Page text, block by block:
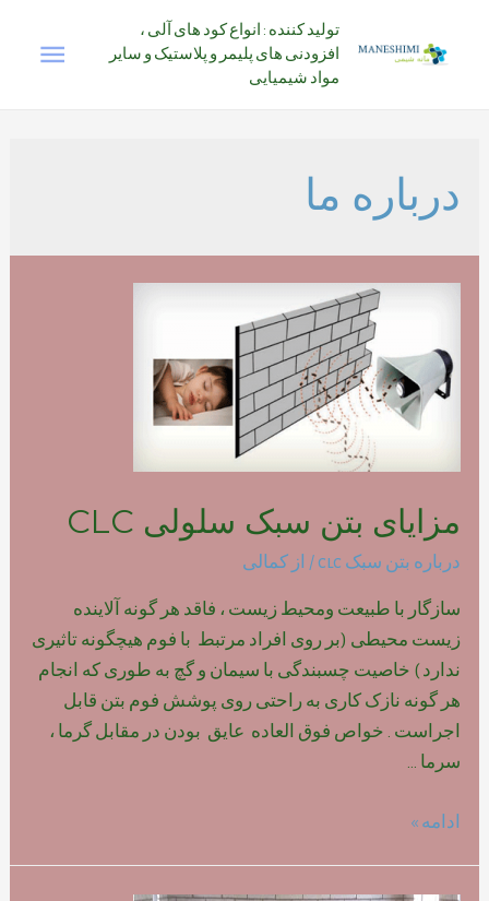
تولید کننده : انواع کود های آلی ،
افزودنی های پلیمر و پلاستیک و سایر
مواد شیمیایی
درباره ما
مزایای بتن سبک سلولی CLC
درباره بتن سبک clc / از کمالی
سازگار با طبیعت ومحیط زیست ، فاقد هر گونه آلاینده
زیست محیطی (بر روی افراد مرتبط با فوم هیچگونه تاثیری
ندارد ) خاصیت چسبندگی با سیمان و گچ به طوری که انجام
هر گونه نازک کاری به راحتی روی پوشش فوم بتن قابل
اجراست . خواص فوق العاده عایق بودن در مقابل گرما ،
سرما …
مزایای
ادامه »